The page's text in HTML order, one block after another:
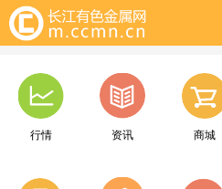
行情 资讯 商城